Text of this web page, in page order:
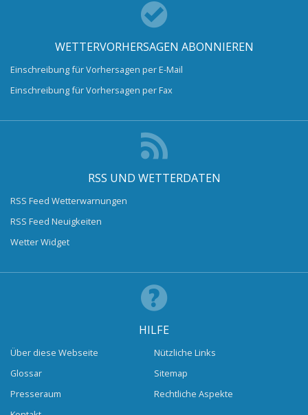
WETTERVORHERSAGEN ABONNIEREN
Einschreibung für Vorhersagen per E-Mail
Einschreibung für Vorhersagen per Fax
RSS UND WETTERDATEN
RSS Feed Wetterwarnungen
RSS Feed Neuigkeiten
Wetter Widget
HILFE
Über diese Webseite
Glossar
Presseraum
Nützliche Links
Sitemap
Rechtliche Aspekte